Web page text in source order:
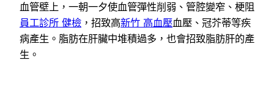
血管壁上，一朝一夕使血管彈性削弱、管腔變窄、梗阻
員工診所 健檢 ，招致高新竹 高血壓血壓、冠芥蒂等疾
病產生。脂肪在肝臟中堆積過多，也會招致脂肪肝的產
生。